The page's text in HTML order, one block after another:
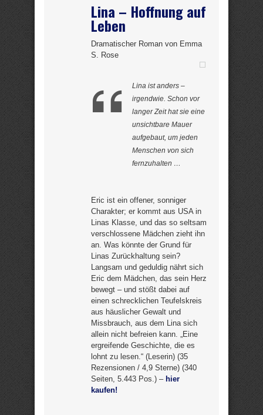
Lina – Hoffnung auf
Leben
Dramatischer Roman von Emma
S. Rose
Lina ist anders –
irgendwie. Schon vor
langer Zeit hat sie eine
unsichtbare Mauer
aufgebaut, um jeden
Menschen von sich
fernzuhalten …
Eric ist ein offener, sonniger
Charakter; er kommt aus USA in
Linas Klasse, und das so seltsam
verschlossene Mädchen zieht ihn
an. Was könnte der Grund für
Linas Zurückhaltung sein?
Langsam und geduldig nährt sich
Eric dem Mädchen, das sein Herz
bewegt – und stößt dabei auf
einen schrecklichen Teufelskreis
aus häuslicher Gewalt und
Missbrauch, aus dem Lina sich
allein nicht befreien kann. „Eine
ergreifende Geschichte, die es
lohnt zu lesen.“ (Leserin) (35
Rezensionen / 4,9 Sterne) (340
Seiten, 5.443 Pos.) – hier
kaufen!